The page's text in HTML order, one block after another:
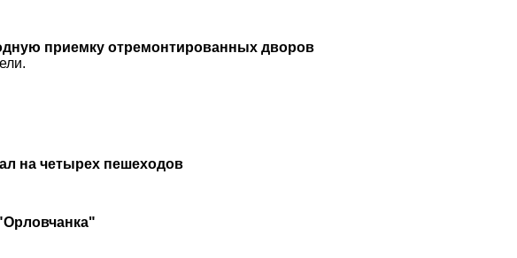
приемку отремонтированных дворов
на четырех пешеходов